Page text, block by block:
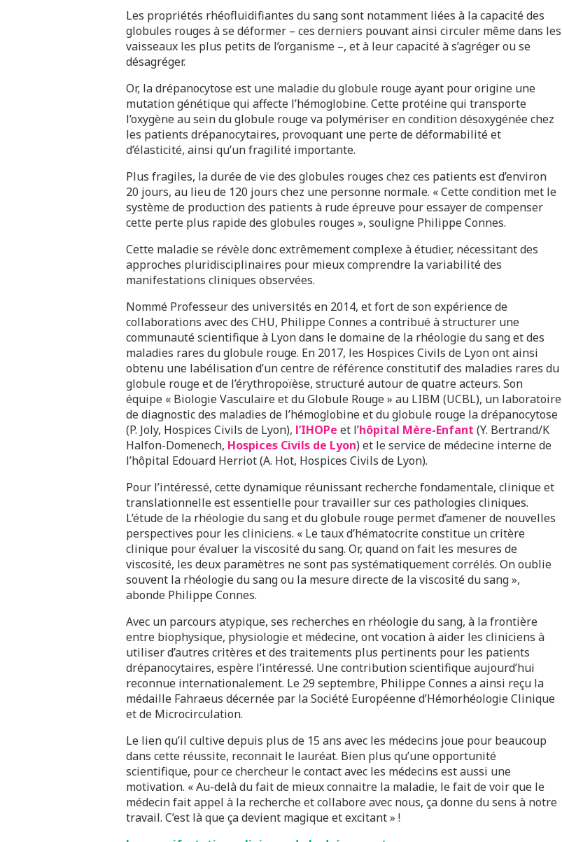
Les propriétés rhéofluidifiantes du sang sont notamment liées à la capacité des
globules rouges à se déformer – ces derniers pouvant ainsi circuler même dans les
vaisseaux les plus petits de l’organisme –, et à leur capacité à s’agréger ou se
désagréger.
Or, la drépanocytose est une maladie du globule rouge ayant pour origine une
mutation génétique qui affecte l’hémoglobine. Cette protéine qui transporte
l’oxygène au sein du globule rouge va polymériser en condition désoxygénée chez
les patients drépanocytaires, provoquant une perte de déformabilité et
d’élasticité, ainsi qu’un fragilité importante.
Plus fragiles, la durée de vie des globules rouges chez ces patients est d’environ
20 jours, au lieu de 120 jours chez une personne normale. « Cette condition met le
système de production des patients à rude épreuve pour essayer de compenser
cette perte plus rapide des globules rouges », souligne Philippe Connes.
Cette maladie se révèle donc extrêmement complexe à étudier, nécessitant des
approches pluridisciplinaires pour mieux comprendre la variabilité des
manifestations cliniques observées.
Nommé Professeur des universités en 2014, et fort de son expérience de
collaborations avec des CHU, Philippe Connes a contribué à structurer une
communauté scientifique à Lyon dans le domaine de la rhéologie du sang et des
maladies rares du globule rouge. En 2017, les Hospices Civils de Lyon ont ainsi
obtenu une labélisation d’un centre de référence constitutif des maladies rares du
globule rouge et de l’érythropoïèse, structuré autour de quatre acteurs. Son
équipe « Biologie Vasculaire et du Globule Rouge » au LIBM (UCBL), un laboratoire
de diagnostic des maladies de l’hémoglobine et du globule rouge la drépanocytose
(P. Joly, Hospices Civils de Lyon), l’IHOPe et l’hôpital Mère-Enfant (Y. Bertrand/K
Halfon-Domenech, Hospices Civils de Lyon) et le service de médecine interne de
l’hôpital Edouard Herriot (A. Hot, Hospices Civils de Lyon).
Pour l’intéressé, cette dynamique réunissant recherche fondamentale, clinique et
translationnelle est essentielle pour travailler sur ces pathologies cliniques.
L’étude de la rhéologie du sang et du globule rouge permet d’amener de nouvelles
perspectives pour les cliniciens. « Le taux d’hématocrite constitue un critère
clinique pour évaluer la viscosité du sang. Or, quand on fait les mesures de
viscosité, les deux paramètres ne sont pas systématiquement corrélés. On oublie
souvent la rhéologie du sang ou la mesure directe de la viscosité du sang »,
abonde Philippe Connes.
Avec un parcours atypique, ses recherches en rhéologie du sang, à la frontière
entre biophysique, physiologie et médecine, ont vocation à aider les cliniciens à
utiliser d’autres critères et des traitements plus pertinents pour les patients
drépanocytaires, espère l’intéressé. Une contribution scientifique aujourd’hui
reconnue internationalement. Le 29 septembre, Philippe Connes a ainsi reçu la
médaille Fahraeus décernée par la Société Européenne d’Hémorhéologie Clinique
et de Microcirculation.
Le lien qu’il cultive depuis plus de 15 ans avec les médecins joue pour beaucoup
dans cette réussite, reconnait le lauréat. Bien plus qu’une opportunité
scientifique, pour ce chercheur le contact avec les médecins est aussi une
motivation. « Au-delà du fait de mieux connaitre la maladie, le fait de voir que le
médecin fait appel à la recherche et collabore avec nous, ça donne du sens à notre
travail. C’est là que ça devient magique et excitant » !